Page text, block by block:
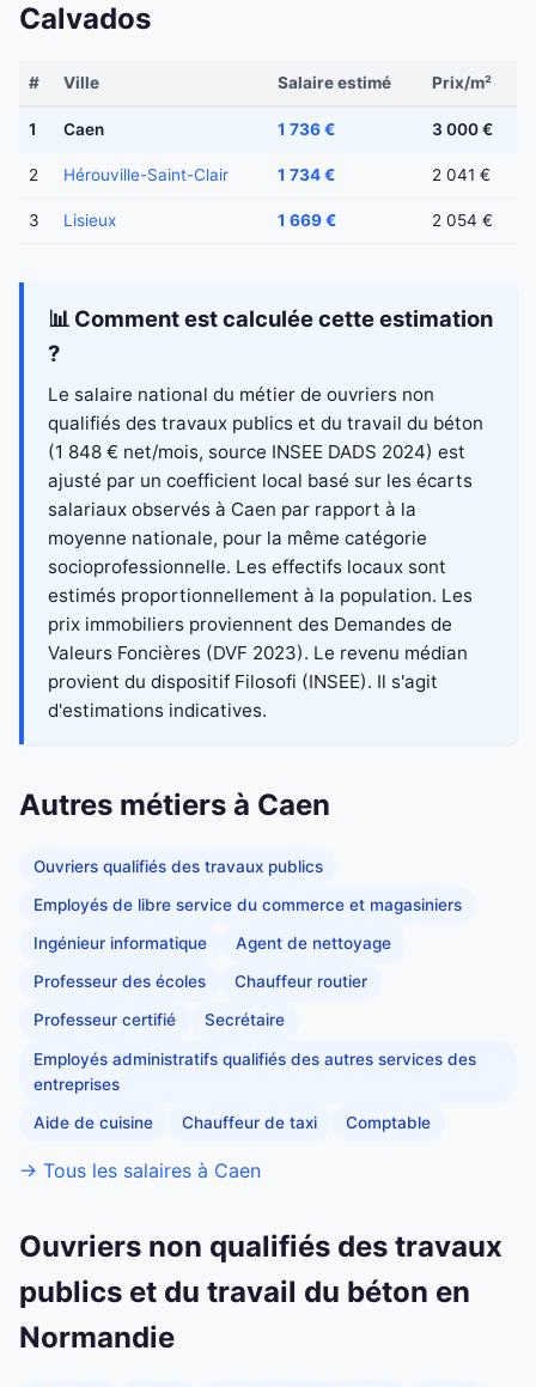
Calvados
# Ville Salaire estimé Prix/m²
1 Caen 1 736 € 3 000 €
2 Hérouville-Saint-Clair 1 734 € 2 041 €
3 Lisieux 1 669 € 2 054 €
📊 Comment est calculée cette estimation
?
Le salaire national du métier de ouvriers non
qualifiés des travaux publics et du travail du béton
(1 848 € net/mois, source INSEE DADS 2024) est
ajusté par un coefficient local basé sur les écarts
salariaux observés à Caen par rapport à la
moyenne nationale, pour la même catégorie
socioprofessionnelle. Les effectifs locaux sont
estimés proportionnellement à la population. Les
prix immobiliers proviennent des Demandes de
Valeurs Foncières (DVF 2023). Le revenu médian
provient du dispositif Filosofi (INSEE). Il s'agit
d'estimations indicatives.
Autres métiers à Caen
Ouvriers qualifiés des travaux publics
Employés de libre service du commerce et magasiniers
Ingénieur informatique Agent de nettoyage
Professeur des écoles Chauffeur routier
Professeur certifié Secrétaire
Employés administratifs qualifiés des autres services des
entreprises
Aide de cuisine Chauffeur de taxi Comptable
→ Tous les salaires à Caen
Ouvriers non qualifiés des travaux
publics et du travail du béton en
Normandie